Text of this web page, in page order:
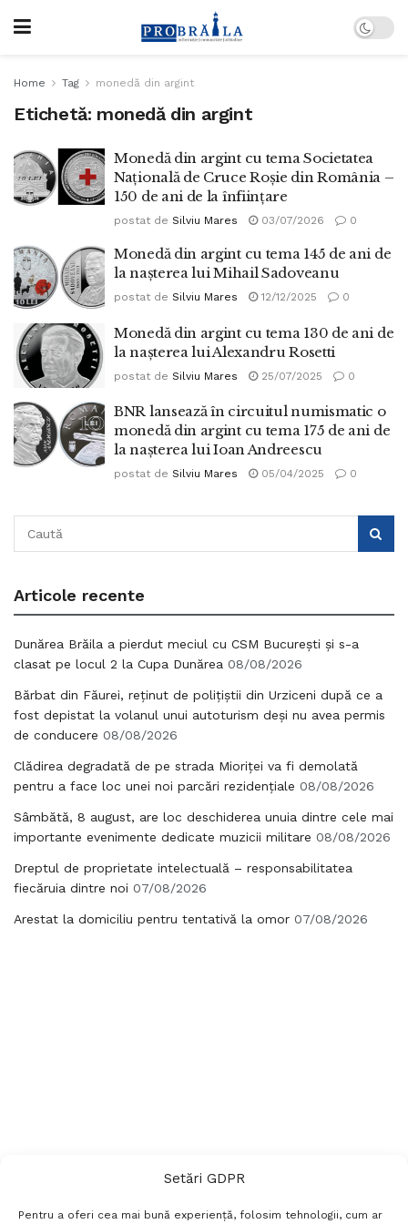
Setări GDPR
Pentru a oferi cea mai bună experiență, folosim tehnologii, cum ar
Home Tag monedă din argint
Etichetă: monedă din argint
Monedă din argint cu tema Societatea
Națională de Cruce Roșie din România –
150 de ani de la înființare
postat de Silviu Mares 03/07/2026 0
Monedă din argint cu tema 145 de ani de
la nașterea lui Mihail Sadoveanu
postat de Silviu Mares 12/12/2025 0
Monedă din argint cu tema 130 de ani de
la nașterea lui Alexandru Rosetti
postat de Silviu Mares 25/07/2025 0
BNR lansează în circuitul numismatic o
monedă din argint cu tema 175 de ani de
la nașterea lui Ioan Andreescu
postat de Silviu Mares 05/04/2025 0
Articole recente
Dunărea Brăila a pierdut meciul cu CSM București și s-a
clasat pe locul 2 la Cupa Dunărea 08/08/2026
Bărbat din Făurei, reținut de polițiștii din Urziceni după ce a
fost depistat la volanul unui autoturism deși nu avea permis
de conducere 08/08/2026
Clădirea degradată de pe strada Mioriței va fi demolată
pentru a face loc unei noi parcări rezidențiale 08/08/2026
Sâmbătă, 8 august, are loc deschiderea unuia dintre cele mai
importante evenimente dedicate muzicii militare 08/08/2026
Dreptul de proprietate intelectuală – responsabilitatea
fiecăruia dintre noi 07/08/2026
Arestat la domiciliu pentru tentativă la omor 07/08/2026